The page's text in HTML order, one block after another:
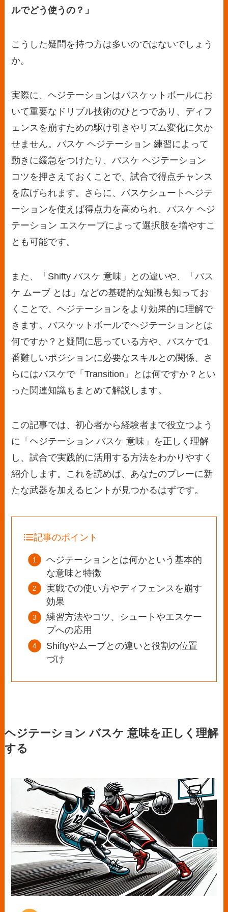
ルでどう使うの？」
こうした疑問を持つ方は多いのではないでしょう
か。
実際に、ヘジテーションはバスケットボールにお
いて重要なドリブル技術のひとつであり、ディフ
ェンスを崩すための駆け引きやリズム変化に欠か
せません。バスケ ヘジテーション 練習によって
動きに緩急をつけたり、バスケ ヘジテーション
コツを押さえておくことで、試合で得点チャンス
を広げられます。さらに、バスケシュートヘジテ
ーションを使えば得点力を高められ、バスケ ヘジ
テーション エスケープによって選択肢を増やすこ
とも可能です。
また、「Shifty バスケ 意味」との違いや、「バス
ケ ムーブ とは」などの基礎的な知識も知ってお
くことで、ヘジテーションをより効果的に理解で
きます。バスケットボールでヘジテーションとは
何ですか？と疑問に思っている方や、バスケで1
番難しいポジションに必要なスキルとの関係、さ
らにはバスケで「Transition」とは何ですか？とい
った関連知識もまとめて解説します。
この記事では、初心者から経験者まで役立つよう
に「ヘジテーション バスケ 意味」を正しく理解
し、試合で実践的に活用する方法をわかりやすく
紹介します。これを読めば、あなたのプレーに新
たな武器を加えるヒントが見つかるはずです。
記事のポイント
ヘジテーションとは何かという基本的
な意味と特徴
実戦での使い方やディフェンスを崩す
効果
練習方法やコツ、シュートやエスケー
プへの応用
Shiftyやムーブとの違いと役割の位置
づけ
ヘジテーション バスケ 意味を正しく理解
する